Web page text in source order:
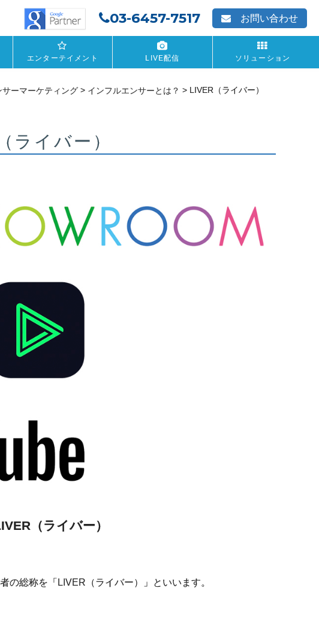
お問い合わせ
03-6457-7517
エンターテイメント LIVE配信 ソリューション
サーマーケティング> インフルエンサーとは？ > LIVER（ライバー）
ライバー）
（ライバー）
の総称を「LIVER（ライバー）」といいます。